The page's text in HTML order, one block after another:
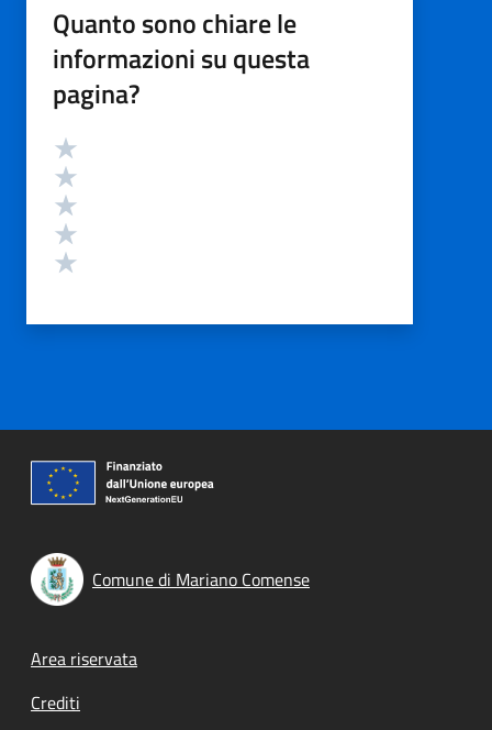
Quanto sono chiare le
informazioni su questa
pagina?
Valutazione
Comune di Mariano Comense
Footer menu
Area riservata
Crediti